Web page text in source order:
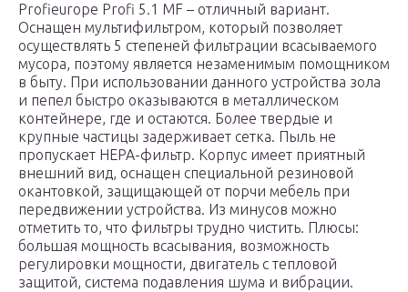
Profieurope Profi 5.1 MF – отличный вариант.
Оснащен мультифильтром, который позволяет
осуществлять 5 степеней фильтрации всасываемого
мусора, поэтому является незаменимым помощником
в быту. При использовании данного устройства зола
и пепел быстро оказываются в металлическом
контейнере, где и остаются. Более твердые и
крупные частицы задерживает сетка. Пыль не
пропускает НЕРА-фильтр. Корпус имеет приятный
внешний вид, оснащен специальной резиновой
окантовкой, защищающей от порчи мебель при
передвижении устройства. Из минусов можно
отметить то, что фильтры трудно чистить. Плюсы:
большая мощность всасывания, возможность
регулировки мощности, двигатель с тепловой
защитой, система подавления шума и вибрации.